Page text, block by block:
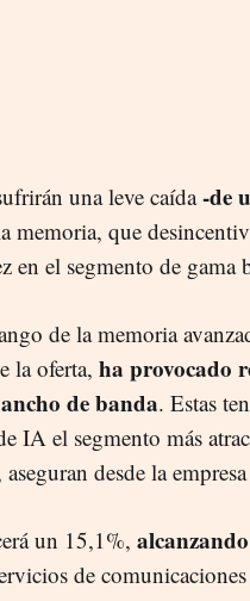
una leve caída-de
memoria, que
en el segmento de gama
de la memoria
la oferta, ha provocado
de banda. Estas
IA el segmento más
desde la
un 15,1%,
de